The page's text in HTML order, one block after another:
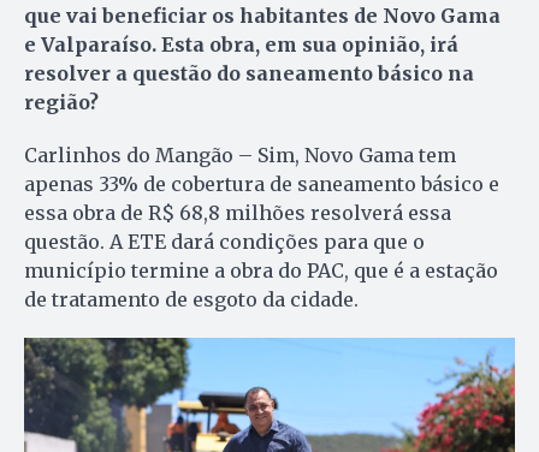
que vai beneficiar os habitantes de Novo Gama
e Valparaíso. Esta obra, em sua opinião, irá
resolver a questão do saneamento básico na
região?
Carlinhos do Mangão – Sim, Novo Gama tem
apenas 33% de cobertura de saneamento básico e
essa obra de R$ 68,8 milhões resolverá essa
questão. A ETE dará condições para que o
município termine a obra do PAC, que é a estação
de tratamento de esgoto da cidade.